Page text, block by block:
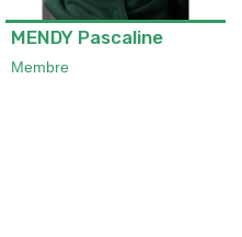
MENDY Pascaline
Membre